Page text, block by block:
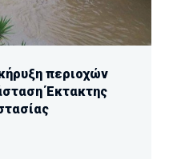
περιοχών
Έκτακτης